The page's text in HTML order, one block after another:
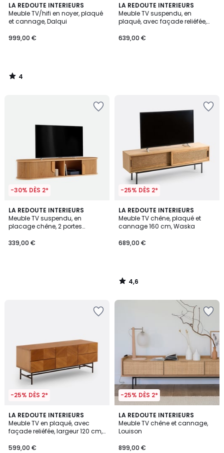
LA REDOUTE INTERIEURS
Meuble TV/hifi en noyer, plaqué
et cannage, Dalqui
999,00 €
4
/
5
4
/
LA REDOUTE INTERIEURS
Meuble TV suspendu, en
plaqué, avec façade reliéfée,
639,00 €
-30% DÈS 2*
LA REDOUTE INTERIEURS
Meuble TV suspendu, en
placage chêne, 2 portes
MARCELINO
339,00 €
-25% DÈS 2*
LA REDOUTE INTERIEURS
Meuble TV chêne, plaqué et
cannage 160 cm, Waska
689,00 €
4,6
/ 5
4,6
/
-25% DÈS 2*
LA REDOUTE INTERIEURS
Meuble TV en plaqué, avec
façade reliéfée, largeur 120 cm,
599,00 €
4
/
5
-25% DÈS 2*
LA REDOUTE INTERIEURS
Meuble TV chêne et cannage,
Louison
899,00 €
5
/
5